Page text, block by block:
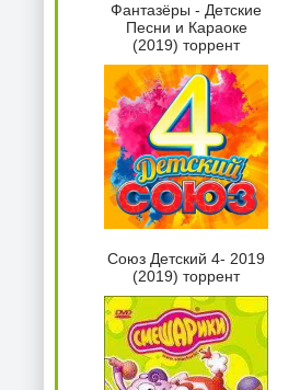
Фантазёры - Детские
Песни и Караоке
(2019) торрент
Союз Детский 4- 2019
(2019) торрент